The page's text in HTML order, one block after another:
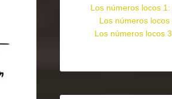
Los números locos
Los números
Los números locos